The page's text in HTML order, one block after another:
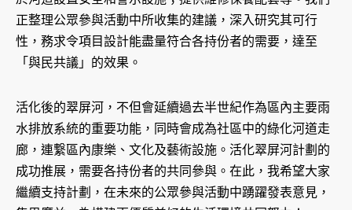
正整理公眾參與活動中所收集的建議，深入研究其可行
性，務求令項目設計能盡量符合各持份者的需要，達至
「與民共議」的效果。
活化後的翠屏河，不但會延續過去半世紀作為區內主要雨
水排放系統的重要功能，同時會成為社區中的綠化河道走
廊，連繋區內康樂、文化及藝術設施。活化翠屏河計劃的
成功推展，需要各持份者的共同參與。在此，我希望大家
繼續支持計劃，在未來的公眾參與活動中踴躍發表意見，